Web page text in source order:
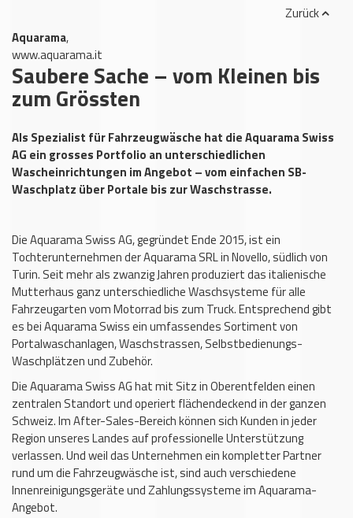
Aquarama,
www.aquarama.it
Zurück
Saubere Sache – vom Kleinen bis
zum Grössten
Als Spezialist für Fahrzeugwäsche hat die Aquarama Swiss
AG ein grosses Portfolio an unterschiedlichen
Wascheinrichtungen im Angebot – vom einfachen SB-
Waschplatz über Portale bis zur Waschstrasse.
Die Aquarama Swiss AG, gegründet Ende 2015, ist ein
Tochterunternehmen der Aquarama SRL in Novello, südlich von
Turin. Seit mehr als zwanzig Jahren produziert das italienische
Mutterhaus ganz unterschiedliche Waschsysteme für alle
Fahrzeugarten vom Motorrad bis zum Truck. Entsprechend gibt
es bei Aquarama Swiss ein umfassendes Sortiment von
Portalwaschanlagen, Waschstrassen, Selbstbedienungs-
Waschplätzen und Zubehör.
Die Aquarama Swiss AG hat mit Sitz in Oberentfelden einen
zentralen Standort und operiert flächendeckend in der ganzen
Schweiz. Im After-Sales-Bereich können sich Kunden in jeder
Region unseres Landes auf professionelle Unterstützung
verlassen. Und weil das Unternehmen ein kompletter Partner
rund um die Fahrzeugwäsche ist, sind auch verschiedene
Innenreinigungsgeräte und Zahlungssysteme im Aquarama-
Angebot.